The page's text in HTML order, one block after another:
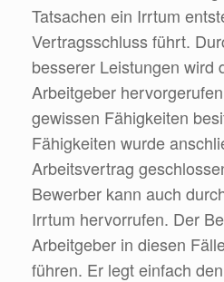
Tatsachen ein Irrtum
Vertragsschluss führt.
besserer Leistungen wird
Arbeitgeber
gewissen Fähigkeiten
Fähigkeiten wurde
Arbeitsvertrag
Bewerber kann auch
Irrtum hervorrufen. Der
Arbeitgeber in diesen
führen. Er legt einfach